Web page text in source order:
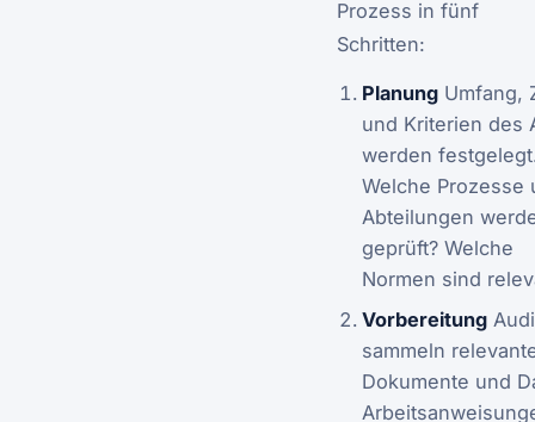
Prozess in fünf
Schritten:
PlanungUmfang,
und Kriterien des
werden
Welche Prozesse
Abteilungen
geprüft? Welche
Normen sind
Vorbereitung
sammeln
Dokumente und